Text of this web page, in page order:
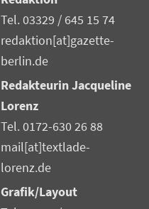
Tel. 03329 / 645 15 74
redaktion[at]gazette-
berlin.de
Redakteurin Jacqueline
Lorenz
Tel. 0172-630 26 88
mail[at]textlade-
lorenz.de
Grafik/Layout